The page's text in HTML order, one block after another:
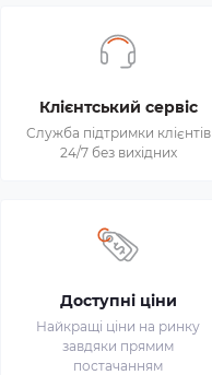
Клієнтський сервіс
Служба підтримки клієнтів
24/7 без вихідних
Доступні ціни
Найкращі ціни на ринку
завдяки прямим
постачанням